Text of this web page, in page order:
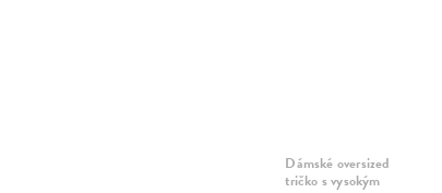
Dámské oversized
tričko s vysokým